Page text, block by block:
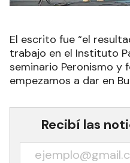
El escrito fue “el
trabajo en el Instituto
seminario Peronismo y
empezamos a dar en
Recibí las